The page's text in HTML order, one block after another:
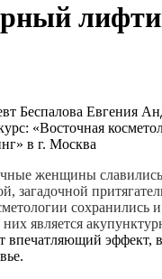
женщины
загадочной
сохранились
является
впечатляющий эффект,